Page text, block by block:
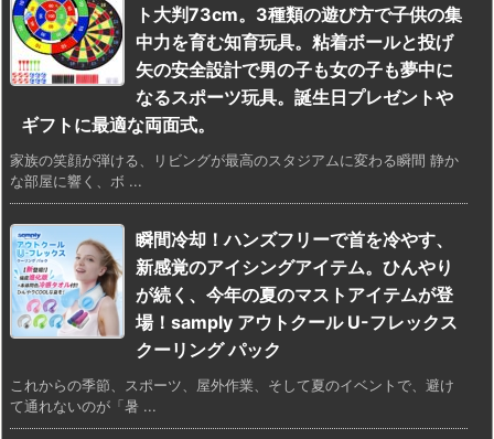
ト大判73cm。3種類の遊び方で子供の集
中力を育む知育玩具。粘着ボールと投げ
矢の安全設計で男の子も女の子も夢中に
なるスポーツ玩具。誕生日プレゼントや
ギフトに最適な両面式。
家族の笑顔が弾ける、リビングが最高のスタジアムに変わる瞬間 静か
な部屋に響く、ボ ...
瞬間冷却！ハンズフリーで首を冷やす、
新感覚のアイシングアイテム。ひんやり
が続く、今年の夏のマストアイテムが登
場！samply アウトクール U-フレックス
クーリング パック
これからの季節、スポーツ、屋外作業、そして夏のイベントで、避け
て通れないのが「暑 ...